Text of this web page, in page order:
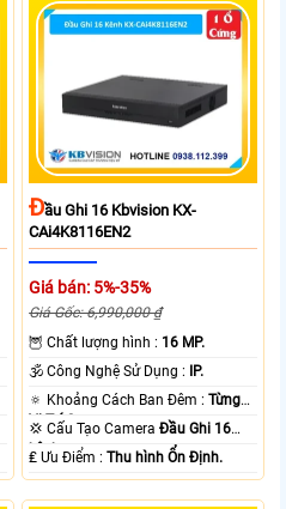
ĐẦu Ghi 16 Kbvision KX-
CAi4K8116EN2
Giá bán: 5%-35%
Giá Gốc: 6,990,000 ₫
🦉 Chất lượng hình : 16 MP.
🕉️ Công Nghệ Sử Dụng :
IP.
🔅 Khoảng Cách Ban Đêm :Từng
Vị Trí Camera .
💢 Cấu Tạo CameraĐầu Ghi 16
kênh.
️₤ Ưu Điểm :Thu hình Ổn Định.